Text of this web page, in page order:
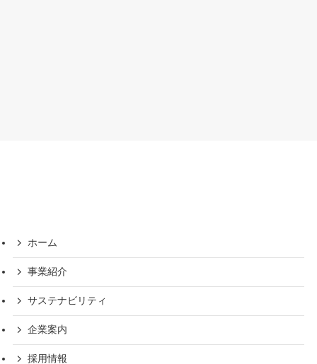
ホーム
事業紹介
サステナビリティ
企業案内
採用情報